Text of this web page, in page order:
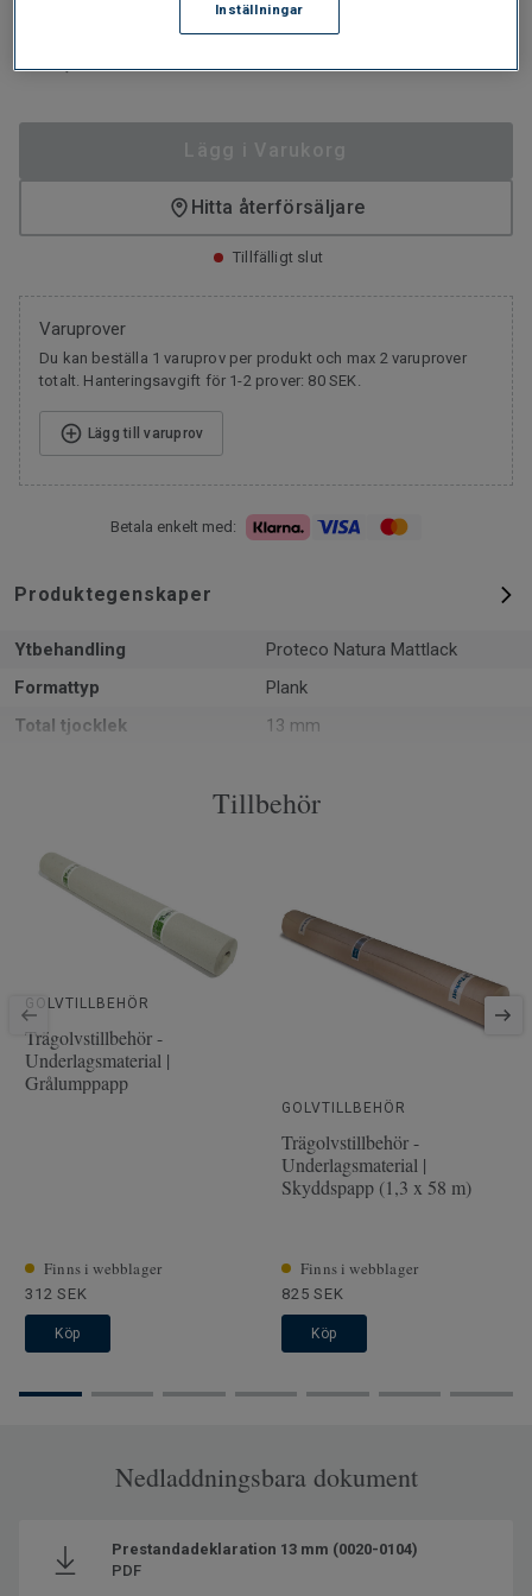
Hitta återförsäljare
Tillfälligt slut
Varuprover
Du kan beställa 1 varuprov per produkt och max 2 varuprover
totalt. Hanteringsavgift för 1-2 prover: 80 SEK.
Lägg till varuprov
Betala enkelt med:
Produktegenskaper
Ytbehandling
Proteco Natura Mattlack
Formattyp
Plank
Total tjocklek
13 mm
Ja
Artiklar per paket
Läggningsmetod
Klick
8727009
Längd
Tjocklek slitskikt
19.4 cm
Tillbehör
GOLVTILLBEHÖR
Trägolvstillbehör -
Underlagsmaterial |
Grålumppapp
Finns i webblager
312 SEK
Köp
GOLVTILLBEHÖR
Trägolvstillbehör -
Underlagsmaterial |
Skyddspapp (1,3 x 58 m)
Finns i webblager
825 SEK
Köp
Nedladdningsbara dokument
Prestandadeklaration 13 mm (0020-0104)
PDF
Inställningar